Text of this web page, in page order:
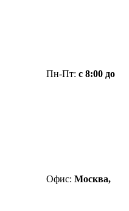
Пн-Пт: с 8:00 до
Офис: Москва,